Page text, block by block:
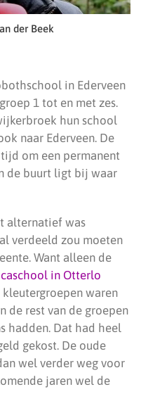
der Beek
in Ederveen
1 tot en met zes.
hun school
naar Ederveen. De
om een permanent
de buurt ligt bij waar
alternatief was
verdeeld zou moeten
Want alleen de
in Otterlo
waren
de rest van de groepen
hadden. Dat had heel
gekost. De oude
wel verder weg voor
jaren wel de